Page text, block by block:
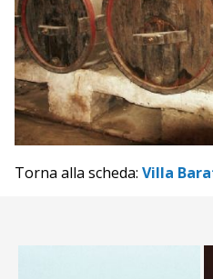
Torna alla scheda: Villa